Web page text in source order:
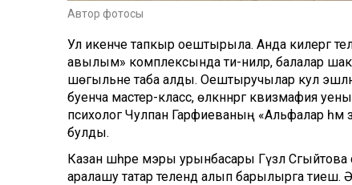
Автор фотосы
Ул икенче тапкыр оештырыла. Анда килергә
авылым» комплексында әти-әниләр, балалар
шөгыльне таба алды. Оештыручылар кул
буенча мастер-класс, өлкәннәргә квизмафия
психолог Чулпан Гарәфиеваның «Альфалар
булды.
Казан шәһәре мэры урынбасары Гүзәл
аралашу татар телендә алып барылырга тиеш.